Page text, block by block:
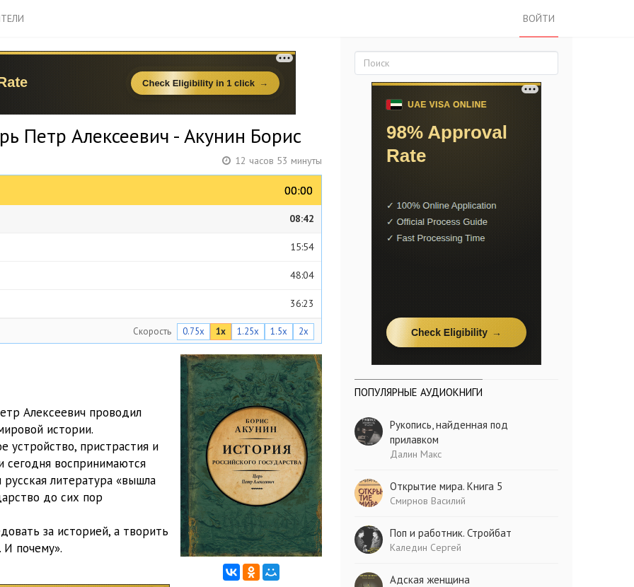
ВОЙТИ
Петр Алексеевич - Акунин Борис
12 часов 53 минуты
00:00
00:00
08:42
15:54
48:04
36:23
1689 – fevral 1694 13:27
24:00
20:44
20:59
43:08
17:58
20:18
44:49
19:14
Скорость 0.75x 1x 1.25x 1.5x 2x
Алексеевич проводил
истории.
устройство, пристрастия и
сегодня воспринимаются
литература «вышла
до сих пор
за историей, а творить
И почему».
ПОПУЛЯРНЫЕ АУДИОКНИГИ
Рукопись, найденная под
прилавком
Далин Макс
Открытие мира. Книга 5
Смирнов Василий
Поп и работник. Стройбат
Каледин Сергей
Адская женщина